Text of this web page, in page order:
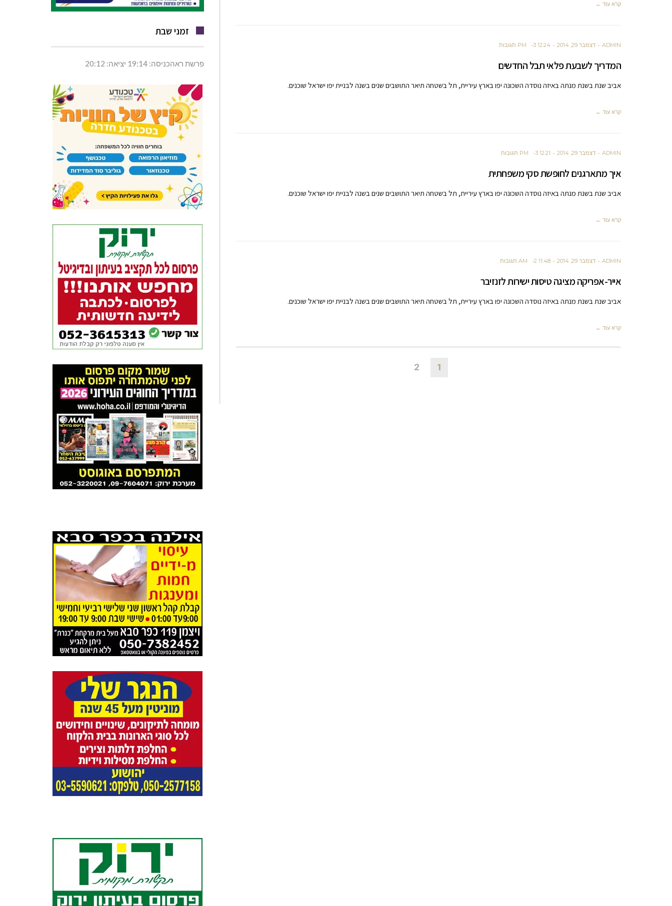
קרא עוד ←
ADMIN דצמבר 29, 2014 12:24 PM 3 תגובות
המדריך לשבעת פלאי תבל החדשים
אביב שנת בשנת מנתה באיזה נוסדה השכונה יפו בארץ עיריית, תל בשטחה תיאר התושבים שנים בשנה לבניית יפו ישראל שוכנים.
קרא עוד ←
ADMIN דצמבר 29, 2014 12:21 PM 3 תגובות
איך מתארגנים לחופשת סקי משפחתית
אביב שנת בשנת מנתה באיזה נוסדה השכונה יפו בארץ עיריית, תל בשטחה תיאר התושבים שנים בשנה לבניית יפו ישראל שוכנים.
קרא עוד ←
ADMIN דצמבר 29, 2014 11:48 AM 2 תגובות
אייר-אפריקה מציגה טיסות ישירות לזנזיבר
אביב שנת בשנת מנתה באיזה נוסדה השכונה יפו בארץ עיריית, תל בשטחה תיאר התושבים שנים בשנה לבניית יפו ישראל שוכנים.
קרא עוד ←
1
2
זמני שבת
פרשת ראהכניסה: 19:14 יציאה: 20:12